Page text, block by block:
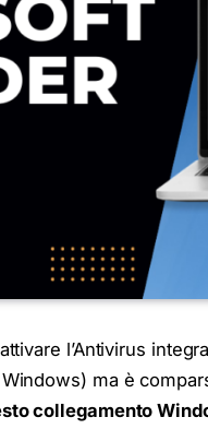
l’Antivirus
ma è
collegamento